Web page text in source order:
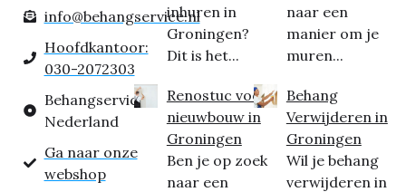
info@behangservice.nl
Hoofdkantoor:
030-2072303
Behangservice
Nederland
Ga naar onze
webshop
inhuren in
Groningen?
Dit is het...
Renostuc voor
nieuwbouw in
Groningen
Ben je op zoek
naar een
naar een
manier om je
muren...
Behang
Verwijderen in
Groningen
Wil je behang
verwijderen in